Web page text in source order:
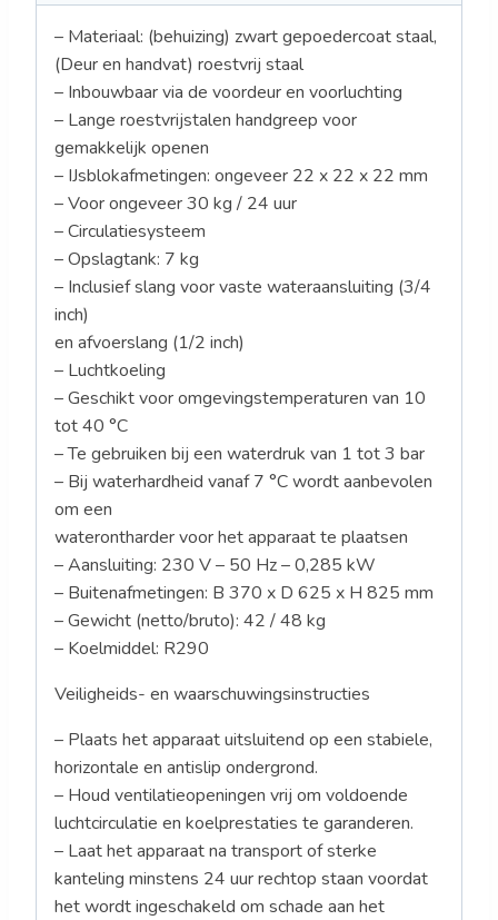
– Materiaal: (behuizing) zwart gepoedercoat staal,
(Deur en handvat) roestvrij staal
– Inbouwbaar via de voordeur en voorluchting
– Lange roestvrijstalen handgreep voor
gemakkelijk openen
– IJsblokafmetingen: ongeveer 22 x 22 x 22 mm
– Voor ongeveer 30 kg / 24 uur
– Circulatiesysteem
– Opslagtank: 7 kg
– Inclusief slang voor vaste wateraansluiting (3/4
inch)
en afvoerslang (1/2 inch)
– Luchtkoeling
– Geschikt voor omgevingstemperaturen van 10
tot 40 °C
– Te gebruiken bij een waterdruk van 1 tot 3 bar
– Bij waterhardheid vanaf 7 °C wordt aanbevolen
om een
waterontharder voor het apparaat te plaatsen
– Aansluiting: 230 V – 50 Hz – 0,285 kW
– Buitenafmetingen: B 370 x D 625 x H 825 mm
– Gewicht (netto/bruto): 42 / 48 kg
– Koelmiddel: R290
Veiligheids- en waarschuwingsinstructies
– Plaats het apparaat uitsluitend op een stabiele,
horizontale en antislip ondergrond.
– Houd ventilatieopeningen vrij om voldoende
luchtcirculatie en koelprestaties te garanderen.
– Laat het apparaat na transport of sterke
kanteling minstens 24 uur rechtop staan voordat
het wordt ingeschakeld om schade aan het